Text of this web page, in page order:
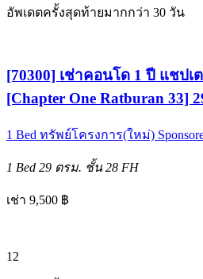
อัพเดตครั้งสุดท้ายมากกว่า 30 วัน
[70300] เช่าคอนโด 1 ปี แชป
[Chapter One Ratburan 33]
1 Bed ทรัพย์โครงการ(ใหม่)
1 Bed 29 ตรม. ชั้น 28 FH
เช่า 9,500 ฿
12